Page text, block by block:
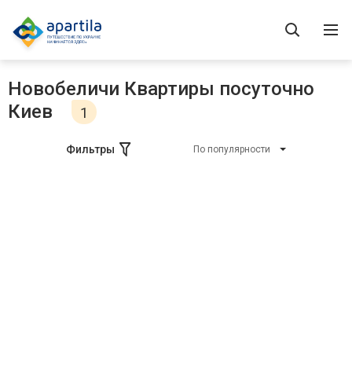
Новобеличи Квартиры посуточно
Киев
1
Фильтры По популярности